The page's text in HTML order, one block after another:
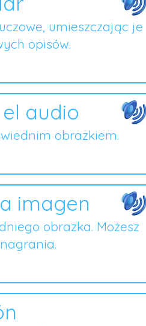
umieszczając je
opisów.
audio
obrazkiem.
imagen
obrazka. Możesz